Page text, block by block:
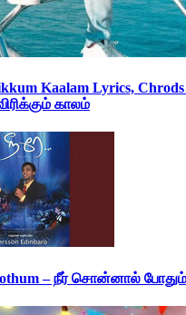
Kaalam Lyrics,
காலம்
– நீர் சொன்னால் போதும்